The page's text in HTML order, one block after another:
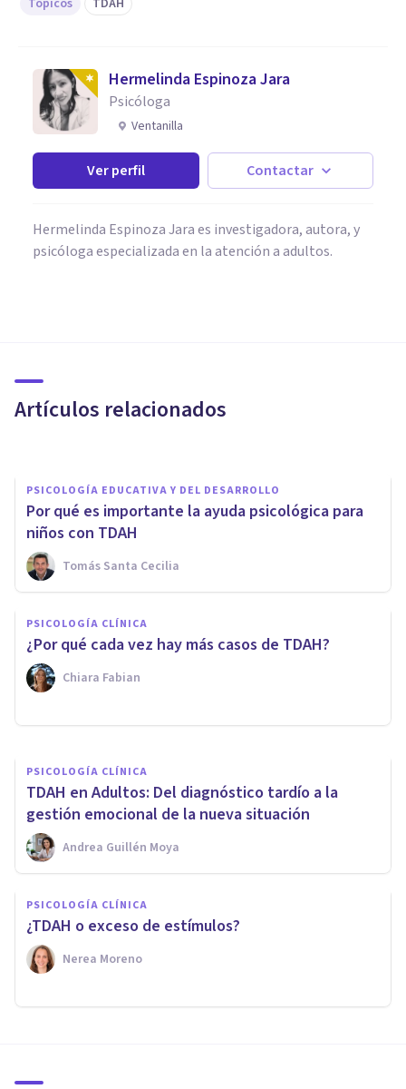
Hermelinda Espinoza Jara
Psicóloga
Ventanilla
Ver perfil Contactar
Hermelinda Espinoza Jara es investigadora, autora, y
psicóloga especializada en la atención a adultos.
Artículos relacionados
Hiperactividad?
PSICOLOGÍA EDUCATIVA Y DEL DESARROLLO
Por qué es importante la ayuda psicológica para
niños con TDAH
Tomás Santa Cecilia
PSICOLOGÍA CLÍNICA
¿Por qué cada vez hay más casos de TDAH?
Chiara Fabian
PSICOLOGÍA CLÍNICA
TDAH y entorno escolar:
estrategias psicopedagógicas
que marcan la diferencia
PSICOLOGÍA CLÍNICA
TDAH en Adultos: Del diagnóstico tardío a la
gestión emocional de la nueva situación
Andrea Guillén Moya
PSICOLOGÍA CLÍNICA
¿TDAH o exceso de estímulos?
Nerea Moreno